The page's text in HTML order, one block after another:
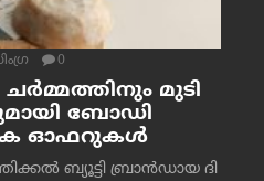
0
മുടി
ബോഡി
ഓഫറുകൾ
ബ്യൂട്ടി ബ്രാൻഡായ ദി